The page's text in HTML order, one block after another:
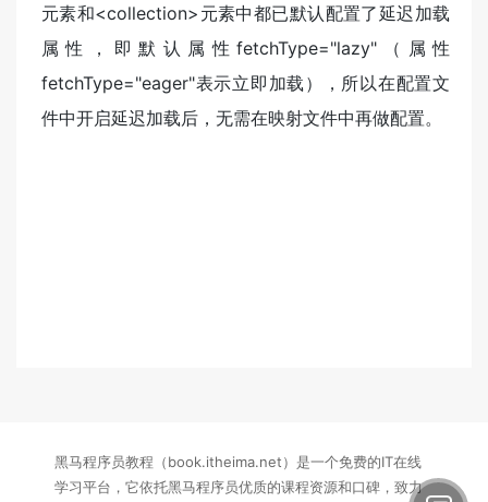
元素和<collection>元素中都已默认配置了延迟加载
属性，即默认属性fetchType="lazy"（属性
fetchType="eager"表示立即加载），所以在配置文
件中开启延迟加载后，无需在映射文件中再做配置。
黑马程序员教程（book.itheima.net）是一个免费的IT在线
学习平台，它依托黑马程序员优质的课程资源和口碑，致力